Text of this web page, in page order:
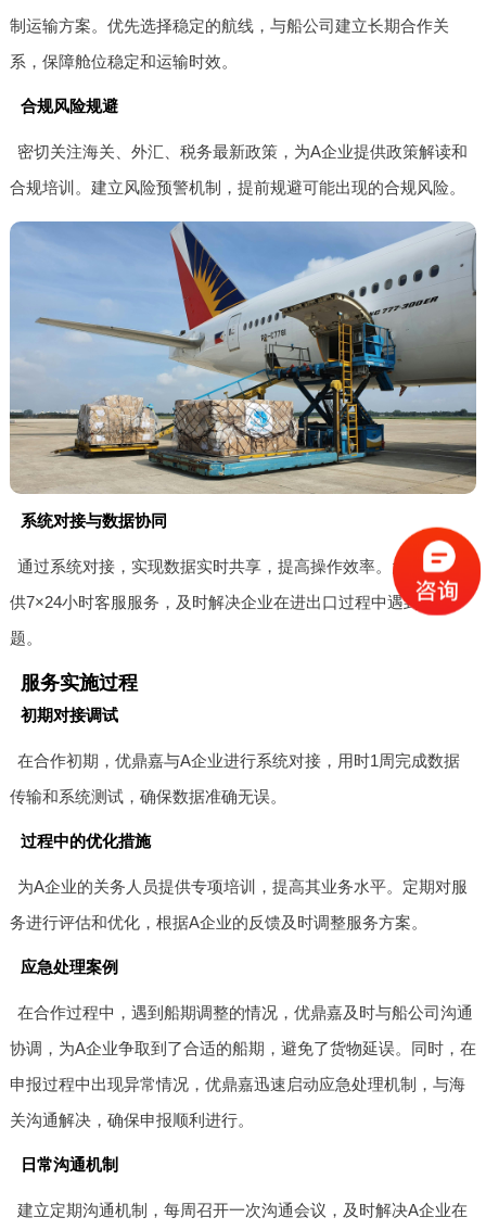
制运输方案。优先选择稳定的航线，与船公司建立长期合作关
系，保障舱位稳定和运输时效。
合规风险规避
密切关注海关、外汇、税务最新政策，为A企业提供政策解读和
合规培训。建立风险预警机制，提前规避可能出现的合规风险。
系统对接与数据协同
通过系统对接，实现数据实时共享，提高操作效率。为A企业提
供7×24小时客服服务，及时解决企业在进出口过程中遇到的问
题。
服务实施过程
初期对接调试
在合作初期，优鼎嘉与A企业进行系统对接，用时1周完成数据
传输和系统测试，确保数据准确无误。
过程中的优化措施
为A企业的关务人员提供专项培训，提高其业务水平。定期对服
务进行评估和优化，根据A企业的反馈及时调整服务方案。
应急处理案例
在合作过程中，遇到船期调整的情况，优鼎嘉及时与船公司沟通
协调，为A企业争取到了合适的船期，避免了货物延误。同时，在
申报过程中出现异常情况，优鼎嘉迅速启动应急处理机制，与海
关沟通解决，确保申报顺利进行。
日常沟通机制
建立定期沟通机制，每周召开一次沟通会议，及时解决A企业在